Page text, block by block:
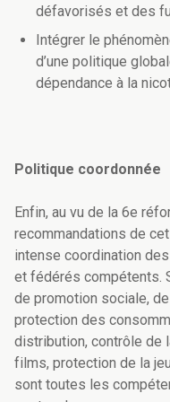
défavorisés et des
Intégrer le
d’une politique
dépendance à la
Politique coordonnée
Enfin, au vu de la 6e
recommandations de
intense coordination
et fédérés compétents.
de promotion sociale,
protection des
distribution, contrôle de
films, protection de la
sont toutes les